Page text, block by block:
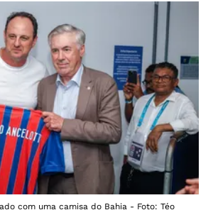
com uma camisa do Bahia - Foto: Téo